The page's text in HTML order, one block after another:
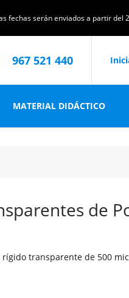
fechas serán enviados a partir del
967 521 440
MATERIAL DIDÁCTICO
de
transparente de 500